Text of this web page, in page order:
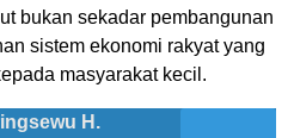
bukan sekadar pembangunan
sistem ekonomi rakyat yang
masyarakat kecil.
H.